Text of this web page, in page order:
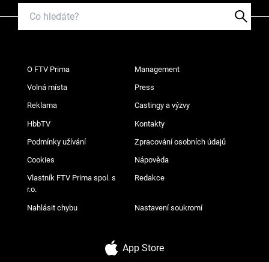
O FTV Prima Management
Volná místa Press
Reklama Castingy a výzvy
HbbTV Kontakty
Podmínky užívání Zpracování osobních údajů
Cookies Nápověda
Vlastník FTV Prima spol. s
r.o.
Redakce
Nahlásit chybu Nastavení soukromí
App Store